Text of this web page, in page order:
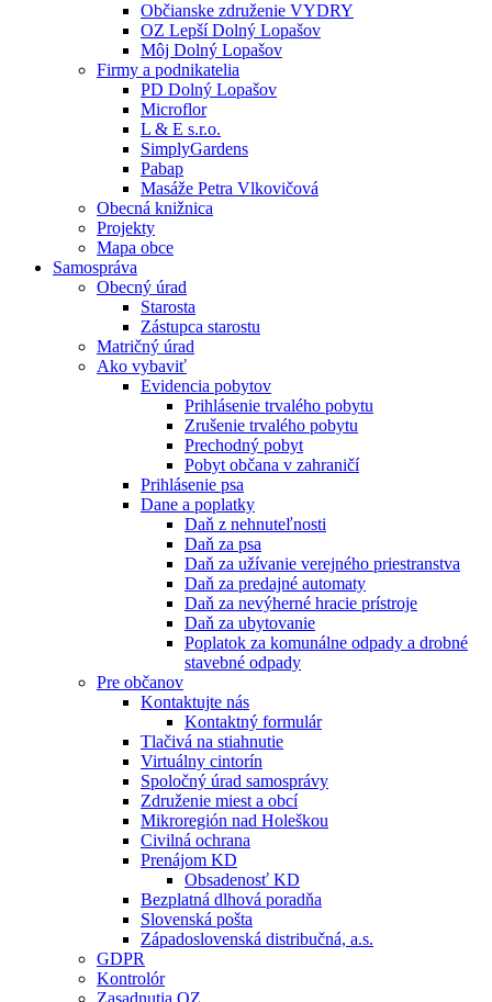
Občianske združenie VYDRY
OZ Lepší Dolný Lopašov
Môj Dolný Lopašov
Firmy a podnikatelia
PD Dolný Lopašov
Microflor
L & E s.r.o.
SimplyGardens
Pabap
Masáže Petra Vlkovičová
Obecná knižnica
Projekty
Mapa obce
Samospráva
Obecný úrad
Starosta
Zástupca starostu
Matričný úrad
Ako vybaviť
Evidencia pobytov
Prihlásenie trvalého pobytu
Zrušenie trvalého pobytu
Prechodný pobyt
Pobyt občana v zahraničí
Prihlásenie psa
Dane a poplatky
Daň z nehnuteľnosti
Daň za psa
Daň za užívanie verejného priestranstva
Daň za predajné automaty
Daň za nevýherné hracie prístroje
Daň za ubytovanie
Poplatok za komunálne odpady a drobné
stavebné odpady
Pre občanov
Kontaktujte nás
Kontaktný formulár
Tlačivá na stiahnutie
Virtuálny cintorín
Spoločný úrad samosprávy
Združenie miest a obcí
Mikroregión nad Holeškou
Civilná ochrana
Prenájom KD
Obsadenosť KD
Bezplatná dlhová poradňa
Slovenská pošta
Západoslovenská distribučná, a.s.
GDPR
Kontrolór
Zasadnutia OZ